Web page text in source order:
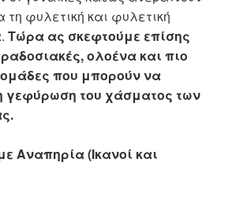
τη φυλετική και φυλετική
Τώρα ας σκεφτούμε επίσης
ολοένα και πιο
ομάδες που μπορούν να
γεφύρωση του χάσματος των
Αναπηρία (Ικανοί και